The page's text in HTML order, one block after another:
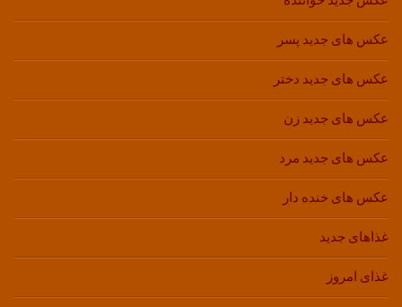
عکس های جدید پسر
عکس های جدید دختر
عکس های جدید زن
عکس های جدید مرد
عکس های خنده دار
غذاهای جدید
غذای امروز